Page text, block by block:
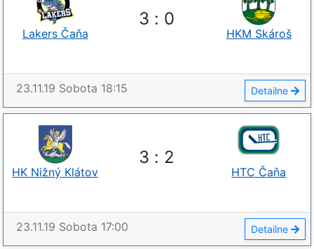
3 : 0
Lakers Čaňa HKM Skároš
23.11.19 Sobota 18:15 Detailne
3 : 2
HK Nižný Klátov HTC Čaňa
23.11.19 Sobota 17:00 Detailne